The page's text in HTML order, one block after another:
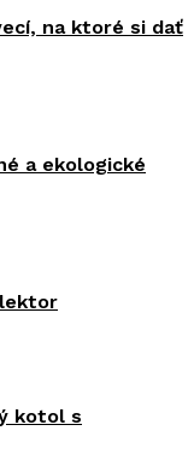
na ktoré si dať
a ekologické
kotol s